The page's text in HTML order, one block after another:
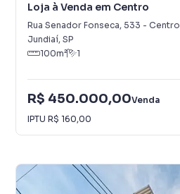
Loja à Venda em Centro
Rua Senador Fonseca, 533 - Centro
Jundiaí, SP
100m² 1
R$ 450.000,00Venda
IPTU R$ 160,00